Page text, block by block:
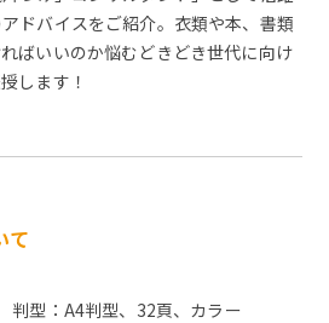
ドバイスをご紹介。衣類や本、書類
ばいいのか悩むどきどき世代に向け
します！
て
型：A4判型、32頁、カラー